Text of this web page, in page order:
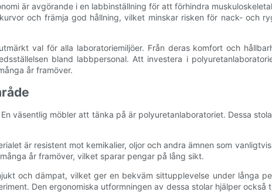
är avgörande i en labbinställning för att förhindra
och främja god hållning, vilket minskar risken för nack- och
val för alla laboratoriemiljöer. Från deras komfort och
bland labbpersonal. Att investera i
år framöver.
möbler att tänka på är polyuretanlaboratoriet. Dessa
är resistent mot kemikalier, oljor och andra ämnen som
år framöver, vilket sparar pengar på lång sikt.
och dämpat, vilket ger en bekväm sittupplevelse under långa
Den ergonomiska utformningen av dessa stolar hjälper också